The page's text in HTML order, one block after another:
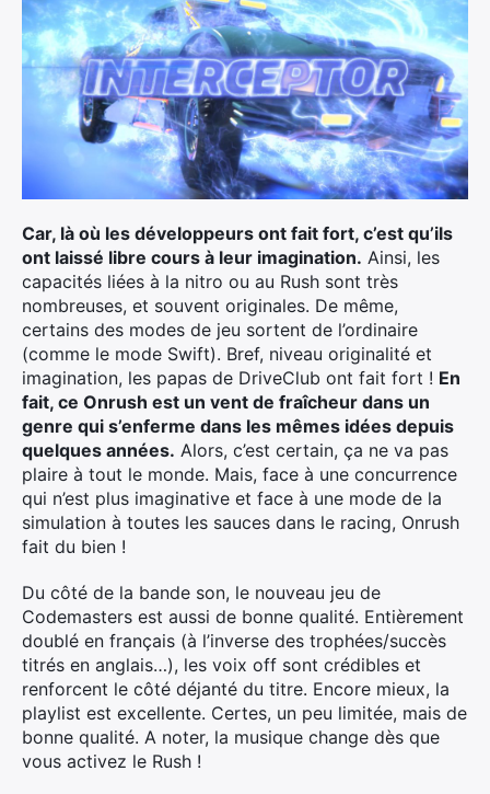
Car, là où les développeurs ont fait fort, c’est qu’ils
ont laissé libre cours à leur imagination. Ainsi, les
capacités liées à la nitro ou au Rush sont très
nombreuses, et souvent originales. De même,
certains des modes de jeu sortent de l’ordinaire
(comme le mode Swift). Bref, niveau originalité et
imagination, les papas de DriveClub ont fait fort ! En
fait, ce Onrush est un vent de fraîcheur dans un
genre qui s’enferme dans les mêmes idées depuis
quelques années. Alors, c’est certain, ça ne va pas
plaire à tout le monde. Mais, face à une concurrence
qui n’est plus imaginative et face à une mode de la
simulation à toutes les sauces dans le racing, Onrush
fait du bien !
Du côté de la bande son, le nouveau jeu de
Codemasters est aussi de bonne qualité. Entièrement
doublé en français (à l’inverse des trophées/succès
titrés en anglais…), les voix off sont crédibles et
renforcent le côté déjanté du titre. Encore mieux, la
playlist est excellente. Certes, un peu limitée, mais de
bonne qualité. A noter, la musique change dès que
vous activez le Rush !
×
Rechercher
: